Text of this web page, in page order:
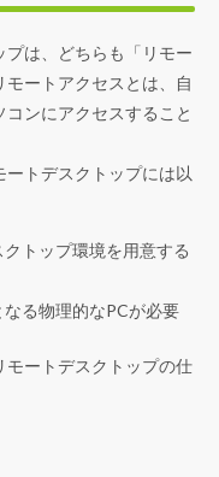
は、どちらも「リモー
モートアクセスとは、自
ンにアクセスすること
トデスクトップには以
トップ環境を用意する
る物理的なPCが必要
モートデスクトップの仕